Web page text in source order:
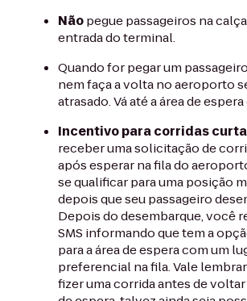
Nãopegue passageiros na
entrada do terminal.
Quando for pegar um
nem faça a volta no aeroporto
atrasado. Vá até a área de
Incentivo para corridas
receber uma solicitação de
após esperar na fila do
se qualificar para uma posição
depois que seu passageiro
Depois do desembarque, você
SMS informando que tem a
para a área de espera com um
preferencial na fila. Vale
fizer uma corrida antes de voltar